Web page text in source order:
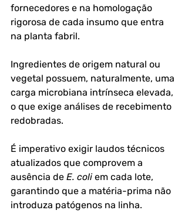
fornecedores e na homologação
rigorosa de cada insumo que entra
na planta fabril.
Ingredientes de origem natural ou
vegetal possuem, naturalmente, uma
carga microbiana intrínseca elevada,
o que exige análises de recebimento
redobradas.
É imperativo exigir laudos técnicos
atualizados que comprovem a
ausência de E. coli em cada lote,
garantindo que a matéria-prima não
introduza patógenos na linha.